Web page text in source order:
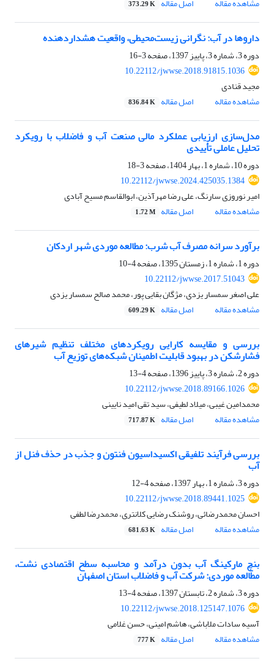
مشاهده مقاله
اصل مقاله 373.29 K
داروها در آب: نگرانی زیست‌محیطی، واقعیت هشدار‌دهنده
دوره 3، شماره 3، پاییز 1397، صفحه
3-16
10.22112/jwwse.2018.91815.1036
مجید قنادی
مشاهده مقاله
اصل مقاله 836.84 K
مدل‌سازی ارزیابی عملکرد مالی صنعت آب و فاضلاب با رویکرد
تحلیل عاملی تأییدی
دوره 10، شماره 1، بهار 1404، صفحه
3-18
10.22112/jwwse.2024.425035.1384
امیر نوروزی سارنگ، علی رضا مهرآذین، ابوالقاسم مسیح آبادی
مشاهده مقاله
اصل مقاله 1.72 M
برآورد سرانه مصرف آب شرب: مطالعه موردی شهر اردکان
دوره 1، شماره 1، زمستان 1395، صفحه
4-10
10.22112/jwwse.2017.51043
علی اصغر سمسار یزدی، مژگان بقایی پور، محمد صالح سمسار یزدی
مشاهده مقاله
اصل مقاله 609.29 K
بررسی و مقایسه کارایی رویکردهای مختلف تنظیم شیرهای
فشارشکن در بهبود قابلیت اطمینان شبکه‌های توزیع آب
دوره 2، شماره 3، پاییز 1396، صفحه
4-13
10.22112/jwwse.2018.89166.1026
محمدامین غیبی، میلاد لطیفی، سید تقی امید نایینی
مشاهده مقاله
اصل مقاله 717.87 K
بررسی فرآیند تلفیقی اکسیداسیون فنتون و جذب در حذف فنل از
آب
دوره 3، شماره 1، بهار 1397، صفحه
4-12
10.22112/jwwse.2018.89441.1025
احسان محمدرضائی، روشنک رضایی کلانتری، محمدرضا لطفی
مشاهده مقاله
اصل مقاله 681.63 K
بنچ مارکینگ آب بدون درآمد و محاسبه سطح اقتصادی نشت،
مطالعه موردی: شرکت آب و فاضلاب استان اصفهان
دوره 3، شماره 2، تابستان 1397، صفحه
4-13
10.22112/jwwse.2018.125147.1076
آسیه سادات ملاباشی، هاشم امینی، حسن غلامی
مشاهده مقاله
اصل مقاله 777 K